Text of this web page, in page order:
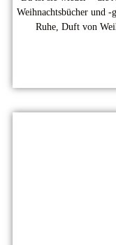
Weihnachtsbücher und -
Ruhe, Duft von